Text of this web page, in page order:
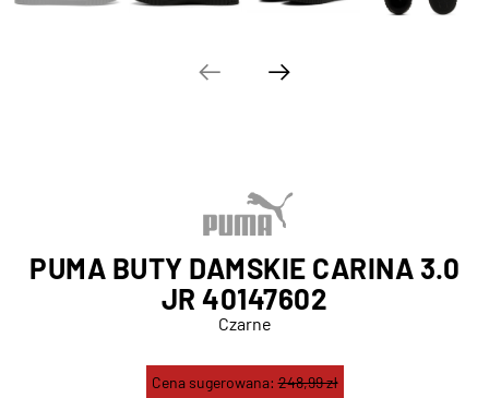
PUMA BUTY DAMSKIE CARINA 3.0
JR 40147602
Czarne
Cena sugerowana:248,99 zł